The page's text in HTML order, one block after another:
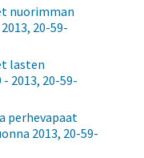
nuorimman
20-59-
lasten
2013, 20-59-
perhevapaat
2013, 20-59-